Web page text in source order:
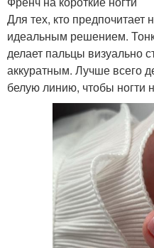
Для тех, кто предпочитает
идеальным решением.
делает пальцы визуально
аккуратным. Лучше всего
белую линию, чтобы ногти